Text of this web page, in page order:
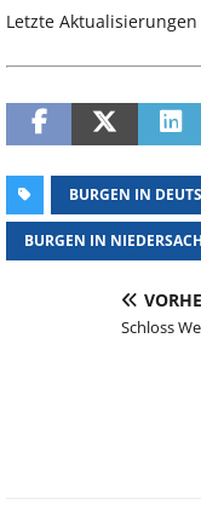
Letzte
BURGEN IN
BURGEN IN
Schloss